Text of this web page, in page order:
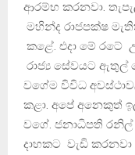
ආරම්භ කරනවා.
මහින්ද රාජපක්ෂ
කළේ. එදා මේ
රාජ්‍ය සේවයට ඇතුල්
වගේම විවිධ
කළා. අපේ අනෙකුත්
වගේ. ජනාධිපති රනිල්
දාහකට වැඩි කරනවා